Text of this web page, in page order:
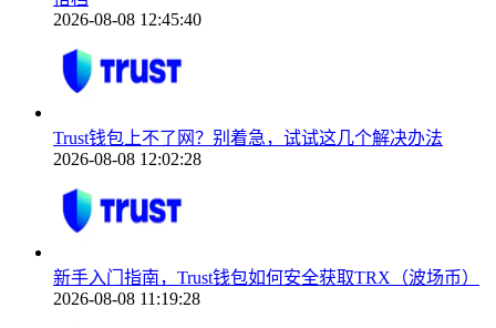
2026-08-08 12:45:40
Trust钱包上不了网？别着急，试试这几个解决办法
2026-08-08 12:02:28
新手入门指南，Trust钱包如何安全获取TRX（波场币）
2026-08-08 11:19:28